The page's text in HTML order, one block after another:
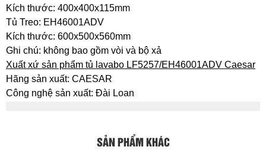
Kích thước: 400x400x115mm
Tủ Treo: EH46001ADV
Kích thước: 600x500x560mm
Ghi chú: không bao gồm vòi và bộ xả
Xuất xứ sản phẩm tủ lavabo LF5257/EH46001ADV Caesar
Hãng sản xuất: CAESAR
Công nghệ sản xuất: Đài Loan
SẢN PHẨM KHÁC